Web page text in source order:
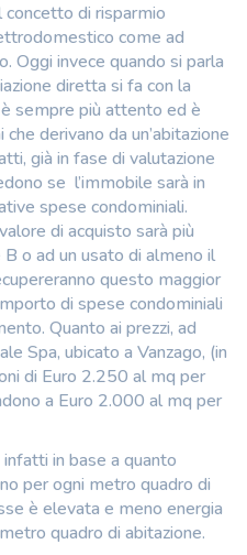
concetto di risparmio
come ad
Oggi invece quando si parla
diretta si fa con la
sempre più attento ed è
derivano da un’abitazione
già in fase di valutazione
se l’immobile sarà in
spese condominiali.
di acquisto sarà più
o ad un usato di almeno il
questo maggior
di spese condominiali
Quanto ai prezzi, ad
Spa, ubicato a Vanzago, (in
di Euro 2.250 al mq per
a Euro 2.000 al mq per
in base a quanto
per ogni metro quadro di
è elevata e meno energia
quadro di abitazione.